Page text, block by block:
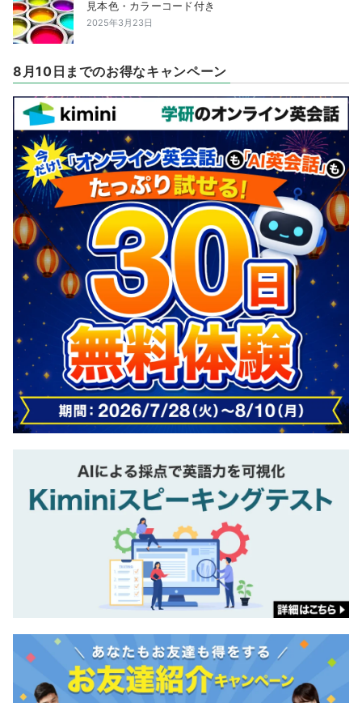
見本色・カラーコード付き
2025年3月23日
8月10日までのお得なキャンペーン